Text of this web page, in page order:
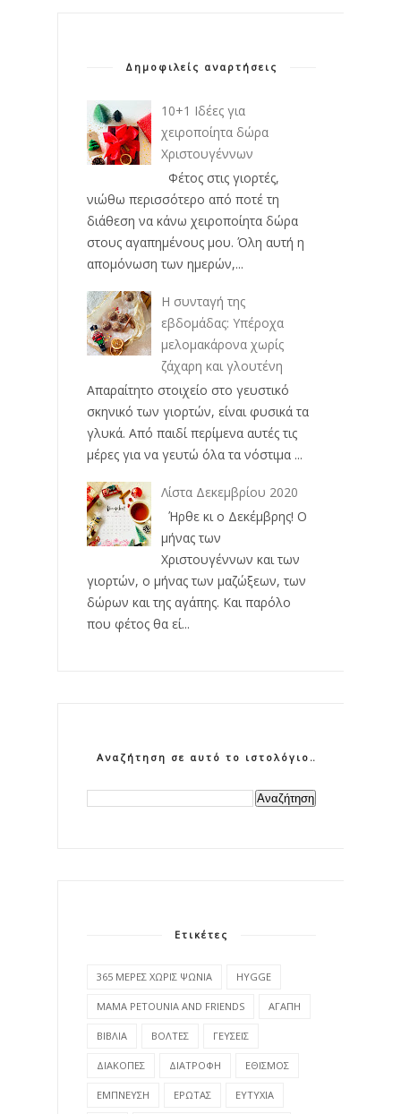
Δημοφιλείς αναρτήσεις
10+1 Ιδέες για
χειροποίητα δώρα
Χριστουγέννων
Φέτος στις γιορτές,
νιώθω περισσότερο από ποτέ τη
διάθεση να κάνω χειροποίητα δώρα
στους αγαπημένους μου. Όλη αυτή η
απομόνωση των ημερών,...
Η συνταγή της
εβδομάδας: Υπέροχα
μελομακάρονα χωρίς
ζάχαρη και γλουτένη
Απαραίτητο στοιχείο στο γευστικό
σκηνικό των γιορτών, είναι φυσικά τα
γλυκά. Από παιδί περίμενα αυτές τις
μέρες για να γευτώ όλα τα νόστιμα ...
Λίστα Δεκεμβρίου 2020
Ήρθε κι ο Δεκέμβρης! Ο
μήνας των
Χριστουγέννων και των
γιορτών, ο μήνας των μαζώξεων, των
δώρων και της αγάπης. Και παρόλο
που φέτος θα εί...
Αναζήτηση σε αυτό το ιστολόγιο
Ετικέτες
365 ΜΕΡΕΣ ΧΩΡΙΣ ΨΩΝΙΑ HYGGE
MAMA PETOUNIA AND FRIENDS ΑΓΑΠΗ
ΒΙΒΛΙΑ ΒΟΛΤΕΣ ΓΕΥΣΕΙΣ
ΔΙΑΚΟΠΕΣ ΔΙΑΤΡΟΦΗ ΕΘΙΣΜΟΣ
ΕΜΠΝΕΥΣΗ ΕΡΩΤΑΣ ΕΥΤΥΧΙΑ